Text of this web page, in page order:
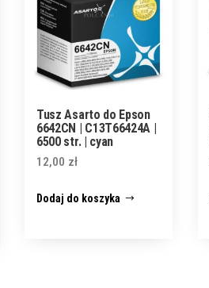
Tusz Asarto do Epson
6642CN | C13T66424A |
6500 str. | cyan
12,00 zł
Dodaj do koszyka